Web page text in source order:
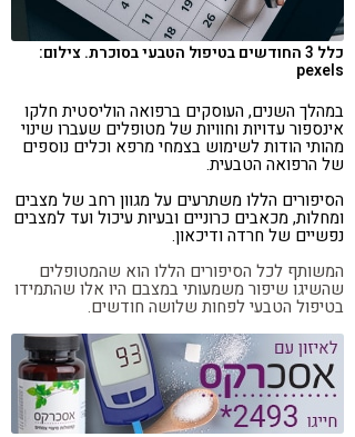
כלל 3 החודשים בטיפול הטבעי בסוכרת. צילום:
pexels
במהלך השנים, העוסקים ברפואה הוליסטית חלקו
אינספור עדויות וחוויות של מטופלים שעברו שינוי
מהותי הודות לשימוש בצמחי מרפא וכלים נוספים
של הרפואה הטבעית.
הסיפורים הללו משתרעים על מגוון רחב של מצבים
ומחלות, מכאבים כרוניים ובעיות עיכול ועד למצבים
נפשיים של חרדה ודיכאון.
המשותף לכל הסיפורים הללו הוא שהמטופלים
שהשיגו שיפור משמעותי במצבם היו אלו שהתמידו
בטיפול הטבעי לפחות שלושה חודשים.